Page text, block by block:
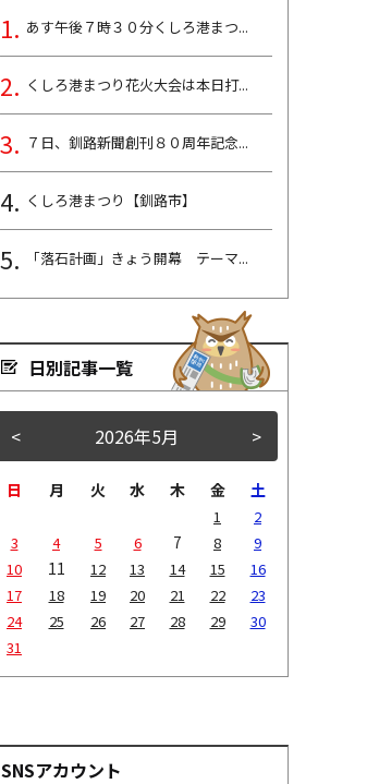
あす午後７時３０分くしろ港まつ...
くしろ港まつり花火大会は本日打...
７日、釧路新聞創刊８０周年記念...
くしろ港まつり【釧路市】
「落石計画」きょう開幕 テーマ...
日別記事一覧
< >
2026年5月
日 月 火 水 木 金 土
1
2
3
4 5 6 7 8
9
10
11 12 13 14 15
16
17
18 19 20 21 22
23
24
25 26 27 28 29
30
31
SNSアカウント